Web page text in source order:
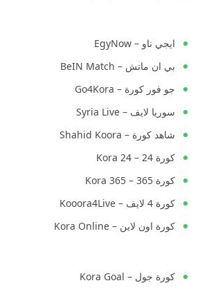
ايجي ناو – EgyNow
بي ان ماتش – BeIN Match
جو فور كورة – Go4Kora
سوريا لايف – Syria Live
شاهد كورة – Shahid Koora
كورة 24 – Kora 24
كورة 365 – Kora 365
كورة 4 لايف – Kooora4Live
كورة اون لاين – Kora Online
كورة جول – Kora Goal